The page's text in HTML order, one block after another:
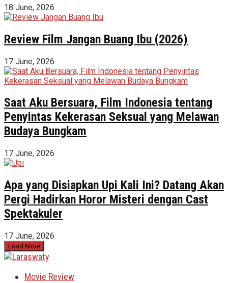
18 June, 2026
Review Film Jangan Buang Ibu (2026)
17 June, 2026
Saat Aku Bersuara, Film Indonesia tentang
Penyintas Kekerasan Seksual yang Melawan
Budaya Bungkam
17 June, 2026
Apa yang Disiapkan Upi Kali Ini? Datang Akan
Pergi Hadirkan Horor Misteri dengan Cast
Spektakuler
17 June, 2026
Load More
Movie Review